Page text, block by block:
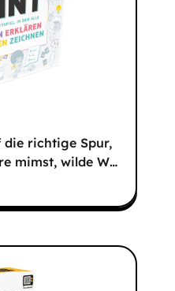
die richtige Spur,
mimst, wilde W…